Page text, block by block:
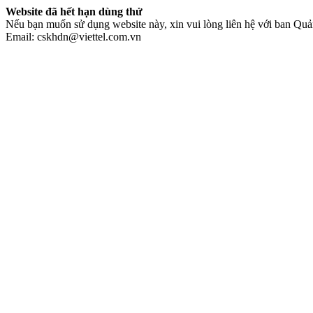
Website đã hết hạn dùng thử
Nếu bạn muốn sử dụng website này, xin vui lòng liên hệ với ban
Email: cskhdn@viettel.com.vn